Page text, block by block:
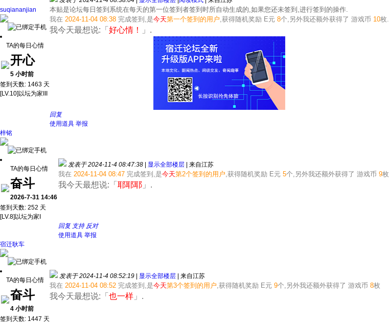
suqiananjian
TA的每日心情
开心
5 小时前
签到天数: 1463 天
[LV.10]以坛为家III
本贴是论坛每日签到系统在每天的第一位签到者签到时所自动生成的,如果您还未签到,进行签到的操作.
我在 2024-11-04 08:38 完成签到,是今天第一个签到的用户,获得随机奖励 E元 8个,另外我还额外获得了 游戏币 10枚.
我今天最想说:「 好心情！ 」.
回复
使用道具 举报
梓铭
TA的每日心情
奋斗
2026-7-31 14:46
签到天数: 252 天
[LV.8]以坛为家I
发表于 2024-11-4 08:47:38 显示全部楼层 来自江苏
我在 2024-11-04 08:47 完成签到,是今天第2个签到的用户,获得随机奖励 E元 5个,另外我还额外获得了 游戏币 9枚
我今天最想说:「 耶耶耶 」.
回复 支持 反对
使用道具 举报
宿迁耿车
TA的每日心情
奋斗
4 小时前
签到天数: 1447 天
发表于 2024-11-4 08:52:19 显示全部楼层 来自江苏
我在 2024-11-04 08:52 完成签到,是今天第3个签到的用户,获得随机奖励 E元 9个,另外我还额外获得了 游戏币 8枚
我今天最想说:「 也一样 」.